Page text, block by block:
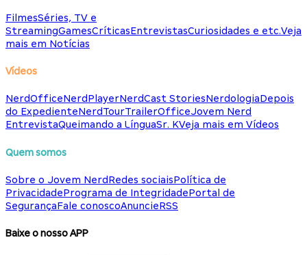
FilmesSéries, TV e
StreamingGamesCríticasEntrevistasCuriosidades e etc.Veja
mais em Notícias
Vídeos
NerdOfficeNerdPlayerNerdCast StoriesNerdologiaDepois
do ExpedienteNerdTourTrailerOfficeJovem Nerd
EntrevistaQueimando a LínguaSr. KVeja mais em Vídeos
Quem somos
Sobre o Jovem NerdRedes sociaisPolítica de
PrivacidadePrograma de IntegridadePortal de
SegurançaFale conoscoAnuncieRSS
Baixe o nosso APP